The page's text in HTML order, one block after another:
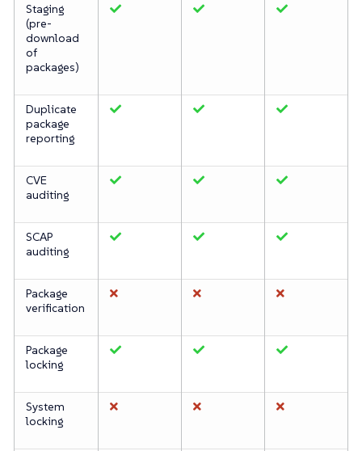
Staging
(pre-
download
of
packages)
Duplicate
package
reporting
CVE
auditing
SCAP
auditing
Package
verification
Package
locking
System
locking